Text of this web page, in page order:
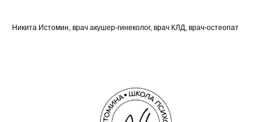
Никита Истомин, врач акушер-гинеколог, врач КЛД, врач-остеопат
негативных событий
и повысить вероятность желаемого.